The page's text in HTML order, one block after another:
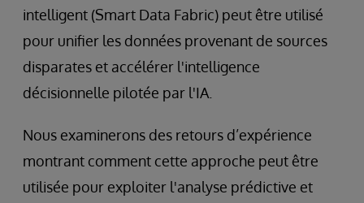
intelligent (Smart Data Fabric) peut être utilisé
pour unifier les données provenant de sources
disparates et accélérer l'intelligence
décisionnelle pilotée par l'IA.
Nous examinerons des retours d’expérience
montrant comment cette approche peut être
utilisée pour exploiter l'analyse prédictive et